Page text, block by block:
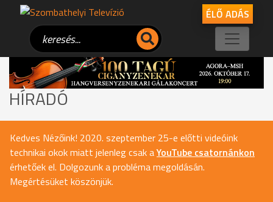
ÉLŐ ADÁS
HÍRADÓ
Kedves Nézőink! 2020. szeptember 25-e előtti videóink
technikai okok miatt jelenleg csak aYouTube csatornánkon
érhetőek el. Dolgozunk a probléma megoldásán.
Megértésüket köszönjük.